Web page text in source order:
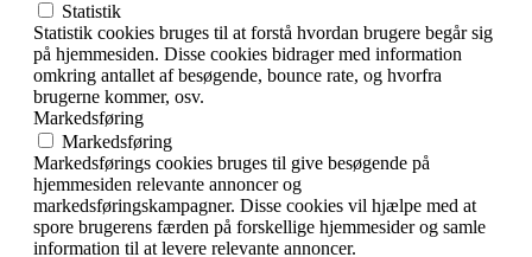
Statistik
Statistik cookies bruges til at forstå hvordan brugere begår sig
på hjemmesiden. Disse cookies bidrager med information
omkring antallet af besøgende, bounce rate, og hvorfra
brugerne kommer, osv.
Markedsføring
Markedsføring
Markedsførings cookies bruges til give besøgende på
hjemmesiden relevante annoncer og
markedsføringskampagner. Disse cookies vil hjælpe med at
spore brugerens færden på forskellige hjemmesider og samle
information til at levere relevante annoncer.